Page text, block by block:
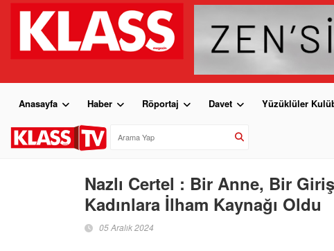
Anasayfa Haber Röportaj Davet Yüzüklüler
Nazlı Certel : Bir Anne, Bir
Kadınlara İlham Kaynağı Oldu
05 Aralık 2024